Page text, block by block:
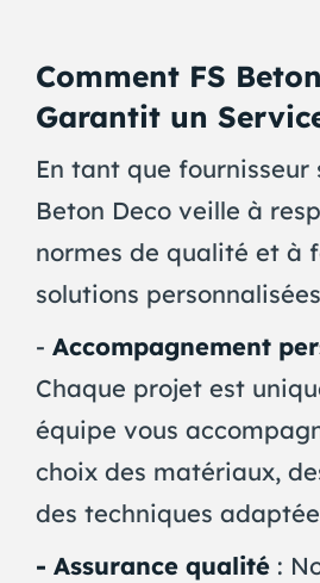
Comment FS
Garantit un
En tant que fournisseur
Beton Deco veille à
normes de qualité et à
solutions
- Accompagnement
Chaque projet est
équipe vous
choix des matériaux,
des techniques
- Assurance qualité: